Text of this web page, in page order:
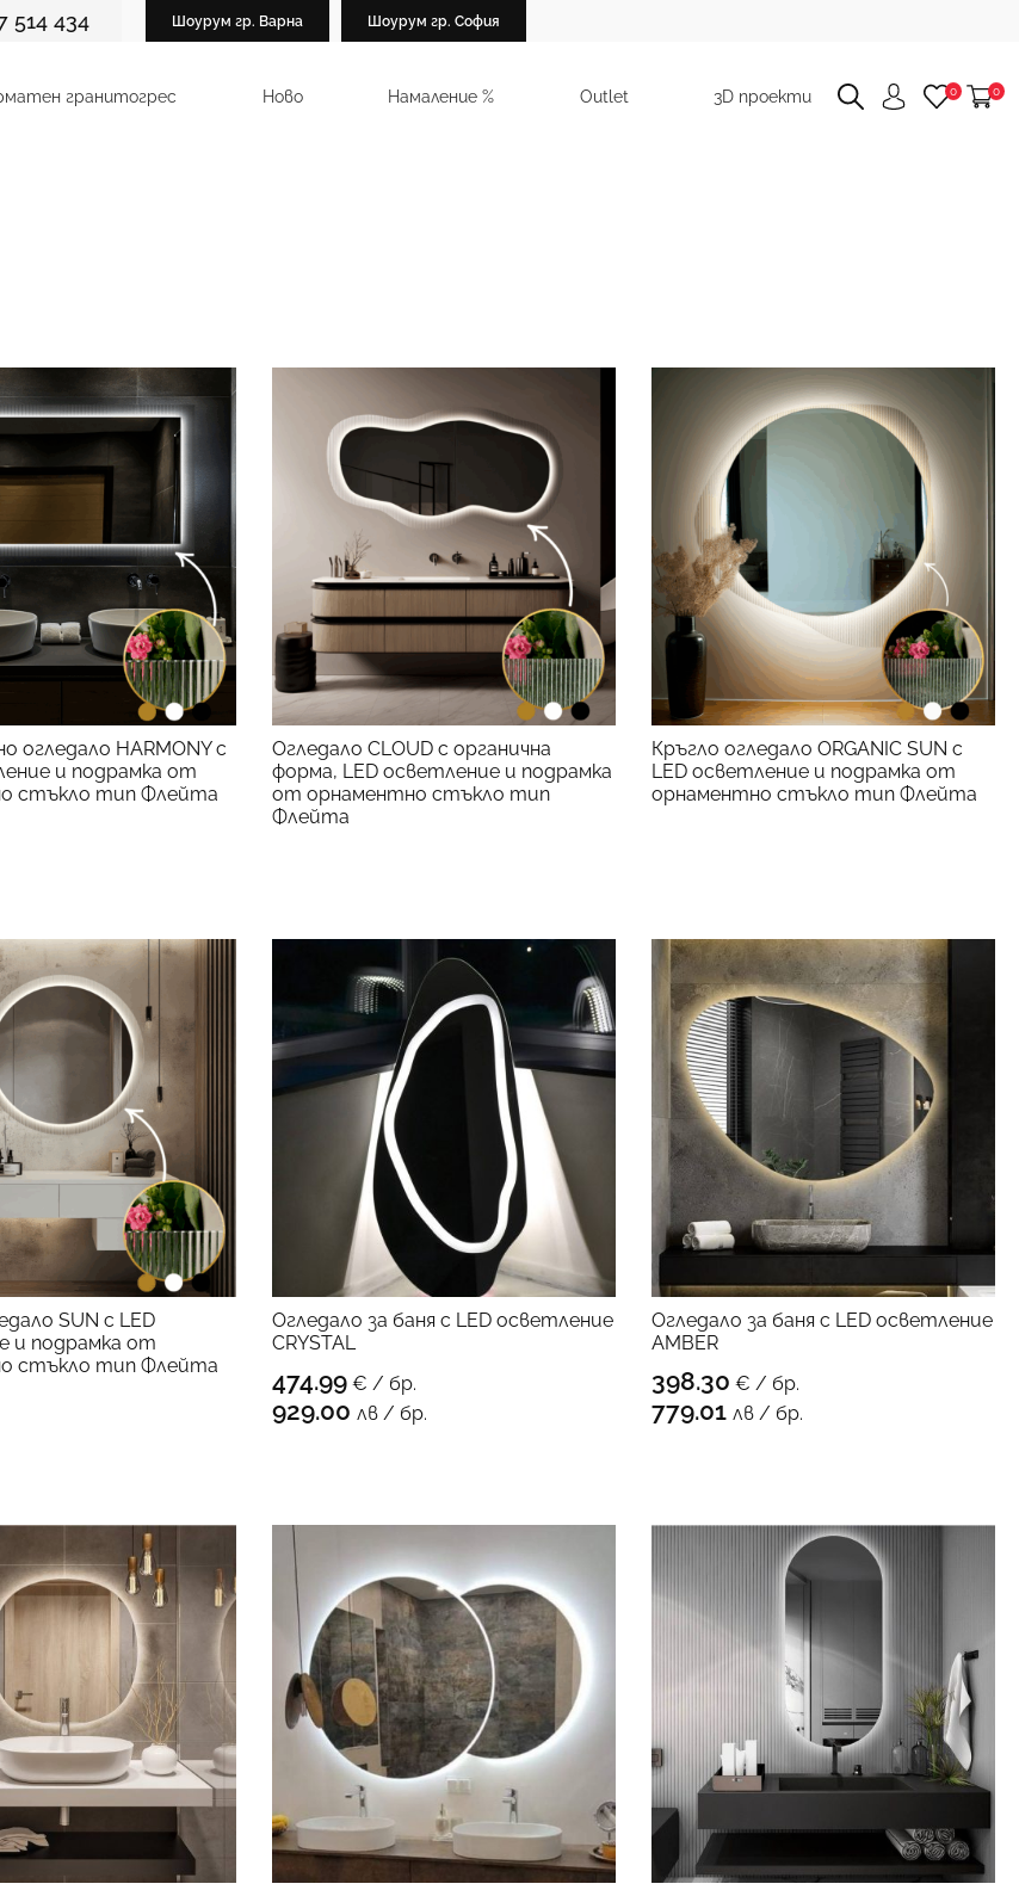
514 434 Шоурум гр. Варна Шоурум гр. София
гранитогрес Ново Намаление % Outlet 3D проекти 0 0
огледало HARMONY с
и подрамка от
стъкло тип Флейта
КЪМ ПРОДУКТА
Огледало CLOUD с органична
форма, LED осветление и подрамка
от орнаментно стъкло тип
Флейта
Кръгло огледало ORGANIC SUN с
LED осветление и подрамка от
орнаментно стъкло тип Флейта
КЪМ ПРОДУКТА
SUN с LED
и подрамка от
стъкло тип Флейта
КЪМ ПРОДУКТА
Oгледало за баня с LED осветление
CRYSTAL
474.99€ / бр.
929.00 лв / бр.
Oгледало за баня с LED осветление
AMBER
398.30 € / бр.
779.01 лв / бр.